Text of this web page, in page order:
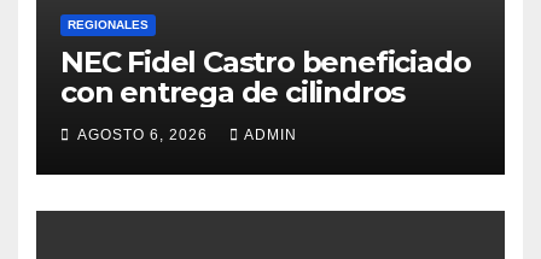
REGIONALES
NEC Fidel Castro beneficiado
con entrega de cilindros
AGOSTO 6, 2026 ADMIN